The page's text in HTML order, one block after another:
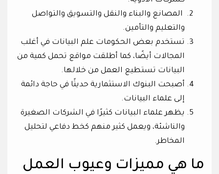
المصانع والبناء والنقل والتسويق والتواصل
والتعليم والتأمين.
تستخدم بعض الحكومات علم البيانات في أغلب
المجالات أيضًا، كما أطلقت مواقع تحمل كمية من
البيانات تستطيع العمل من خلالها.
أصبحت البنوك الاستثمارية حديثًا في حاجة دائمة
إلى علماء البيانات.
يظهر علماء البيانات كثيرًا في الشركات الصغيرة
والناشئة، ويعمل كثير منهم كخط دفاعي لتحليل
المخاطر.
ما هي مميزات وعيوب العمل